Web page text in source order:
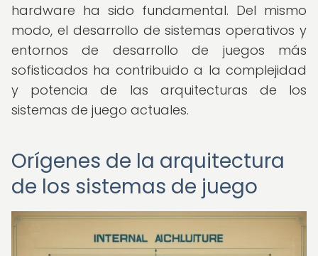
hardware ha sido fundamental. Del mismo
modo, el desarrollo de sistemas operativos y
entornos de desarrollo de juegos más
sofisticados ha contribuido a la complejidad
y potencia de las arquitecturas de los
sistemas de juego actuales.
Orígenes de la arquitectura
de los sistemas de juego